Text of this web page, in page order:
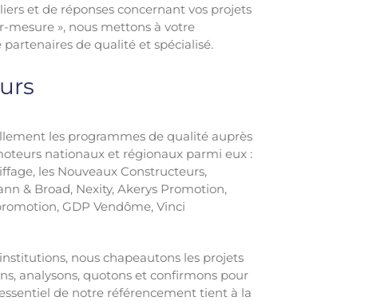
et de réponses concernant vos projets
mesure », nous mettons à votre
de qualité et spécialisé.
les programmes de qualité auprès
nationaux et régionaux parmi eux :
les Nouveaux Constructeurs,
& Broad, Nexity, Akerys Promotion,
GDP Vendôme, Vinci
nous chapeautons les projets
analysons, quotons et confirmons pour
de notre référencement tient à la